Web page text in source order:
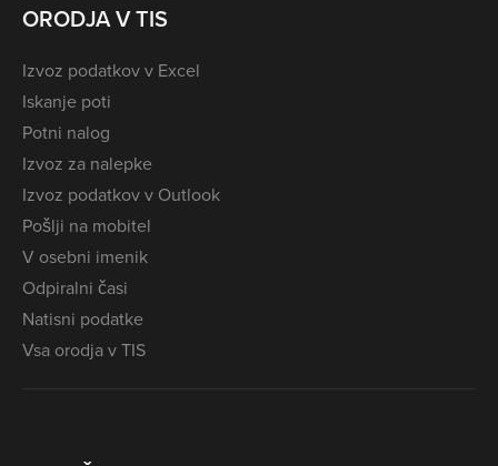
ORODJA V TIS
Izvoz podatkov v Excel
Iskanje poti
Potni nalog
Izvoz za nalepke
Izvoz podatkov v Outlook
Pošlji na mobitel
V osebni imenik
Odpiralni časi
Natisni podatke
Vsa orodja v TIS